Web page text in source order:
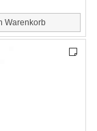
Warenkorb